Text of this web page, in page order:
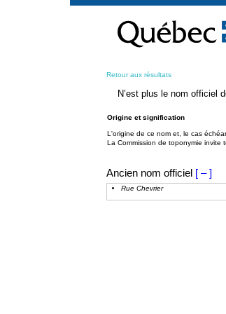
contenu
Retour aux résultats
N’est plus le nom officiel
Origine et signification
L'origine de ce nom et, le cas
La Commission de toponymie
Ancien nom officiel [ – ]
Rue Chevrier